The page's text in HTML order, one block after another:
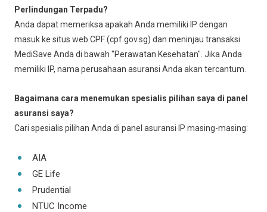
Perlindungan Terpadu?
Anda dapat memeriksa apakah Anda memiliki IP dengan
masuk ke situs web CPF (cpf.gov.sg) dan meninjau transaksi
MediSave Anda di bawah "Perawatan Kesehatan". Jika Anda
memiliki IP, nama perusahaan asuransi Anda akan tercantum.
Bagaimana cara menemukan spesialis pilihan saya di panel
asuransi saya?
Cari spesialis pilihan Anda di panel asuransi IP masing-masing:
AIA
GE Life
Prudential
NTUC Income